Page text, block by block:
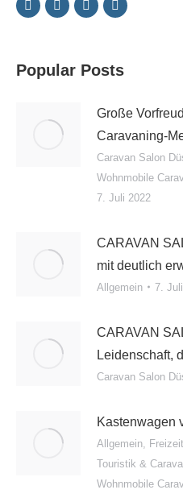
Popular Posts
Große
Caravaning-
Caravan Salon
Wohnmobile
7. Juli 2022
CARAVAN
mit deutlich
Allgemein 7.
CARAVAN
Leidenschaft,
Caravan Salon
Kastenwagen
Allgemein
Touristik &
Wohnmobile